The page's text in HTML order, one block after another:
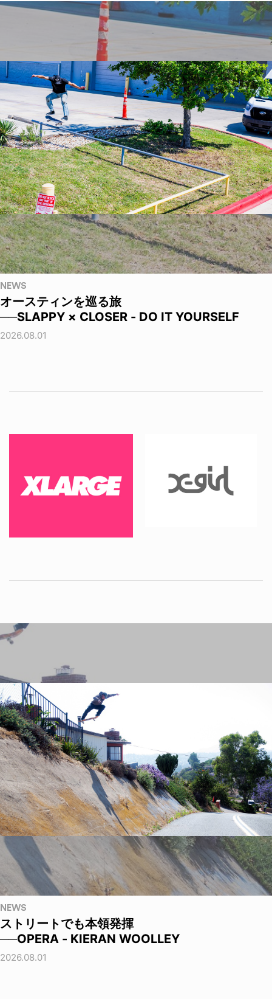
NEWS
オースティンを巡る旅
──SLAPPY × CLOSER - DO IT YOURSELF
2026.08.01
NEWS
ストリートでも本領発揮
──OPERA - KIERAN WOOLLEY
2026.08.01